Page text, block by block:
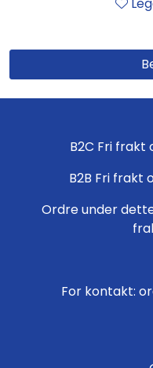
B2C Fri frakt
B2B Fri frakt
Ordre under
For kontakt: